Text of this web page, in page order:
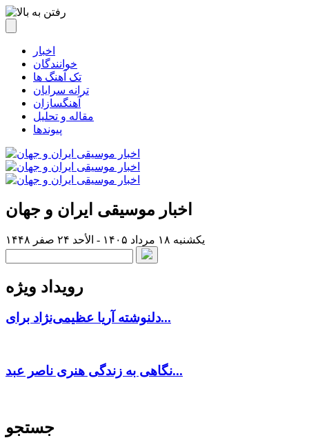
اخبار
خوانندگان
تک آهنگ ها
ترانه سرایان
آهنگسازان
مقاله و تحلیل
پیوندها
اخبار موسیقی ایران و جهان
یکشنبه ۱۸ مرداد ۱۴۰۵ - الأحد ۲۴ صفر ۱۴۴۸
رویداد ویژه
دلنوشته آریا عظیمی‌نژاد برای...
نگاهی به زندگی هنری ناصر عبد...
جستجو